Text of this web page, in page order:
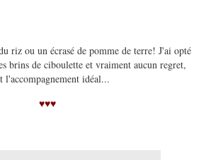
riz ou un écrasé de pomme de terre! J'ai opté
brins de ciboulette et vraiment aucun regret,
l'accompagnement idéal...
♥♥♥